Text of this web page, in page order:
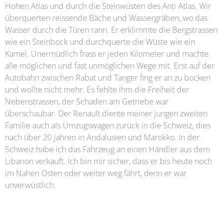
Hohen Atlas und durch die Steinwüsten des Anti Atlas. Wir
überquerten reissende Bäche und Wassergräben, wo das
Wasser durch die Türen rann. Er erklimmte die Bergstrassen
wie ein Steinbock und durchquerte die Wüste wie ein
Kamel. Unermüdlich frass er jeden Kilometer und machte
alle möglichen und fast unmöglichen Wege mit. Erst auf der
Autobahn zwischen Rabat und Tanger fing er an zu bocken
und wollte nicht mehr. Es fehlte ihm die Freiheit der
Nebenstrassen, der Schaden am Getriebe war
überschaubar. Der Renault diente meiner jungen zweiten
Familie auch als Umzugswagen zurück in die Schweiz, dies
nach über 20 Jahren in Andalusien und Marokko. In der
Schweiz habe ich das Fahrzeug an einen Händler aus dem
Libanon verkauft. Ich bin mir sicher, dass er bis heute noch
im Nahen Osten oder weiter weg fährt, denn er war
unverwüstlich.